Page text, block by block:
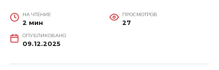
НА ЧТЕНИЕ
2 мин
ПРОСМОТРОВ
27
ОПУБЛИКОВАНО
09.12.2025